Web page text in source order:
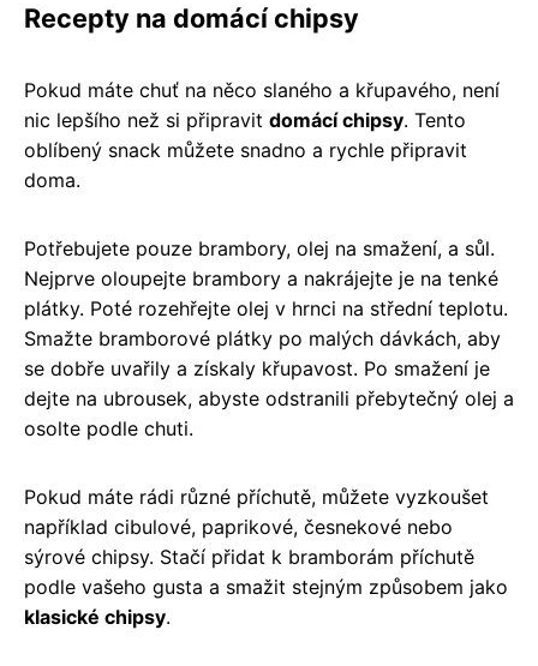
Recepty na domácí chipsy
Pokud máte chuť na něco slaného a křupavého, není
nic lepšího než si připravit domácí chipsy. Tento
oblíbený snack můžete snadno a rychle připravit
doma.
Potřebujete pouze brambory, olej na smažení, a sůl.
Nejprve oloupejte brambory a nakrájejte je na tenké
plátky. Poté rozehřejte olej v hrnci na střední teplotu.
Smažte bramborové plátky po malých dávkách, aby
se dobře uvařily a získaly křupavost. Po smažení je
dejte na ubrousek, abyste odstranili přebytečný olej a
osolte podle chuti.
Pokud máte rádi různé příchutě, můžete vyzkoušet
například cibulové, paprikové, česnekové nebo
sýrové chipsy. Stačí přidat k bramborám příchutě
podle vašeho gusta a smažit stejným způsobem jako
klasické chipsy.